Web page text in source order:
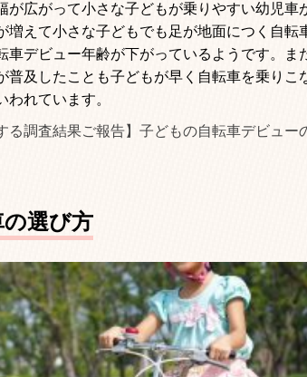
が広がって小さな子どもが乗りやすい幼児車
増えて小さな子どもでも足が地面につく自転
車デビュー年齢が下がっているようです。ま
普及したことも子どもが早く自転車を乗りこ
われています。
る調査結果ご報告】子どもの自転車デビュー
選び方